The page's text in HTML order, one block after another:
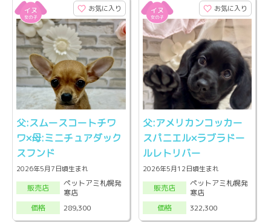
お気に入り
父:スムースコートチワ
ワ×母:ミニチュアダック
スフンド
2026年5月7日頃生まれ
販売店
ペットアミ札幌発
寒店
価格
289,300
お気に入り
父:アメリカンコッカー
スパニエル×ラブラドー
ルレトリバー
2026年5月12日頃生まれ
販売店
ペットアミ札幌発
寒店
価格
322,300